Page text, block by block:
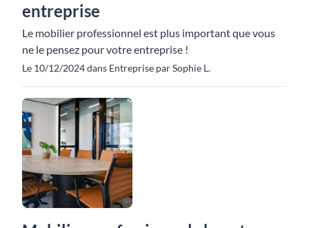
entreprise
Le mobilier professionnel est plus important que vous
ne le pensez pour votre entreprise !
Le 10/12/2024 dans Entreprise par Sophie L.